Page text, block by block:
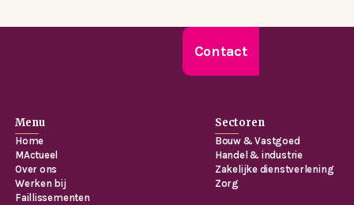
Contact
Menu
Home
MActueel
Over ons
Werken bij
Faillissementen
Sectoren
Bouw & Vastgoed
Handel & industrie
Zakelijke dienstverlening
Zorg